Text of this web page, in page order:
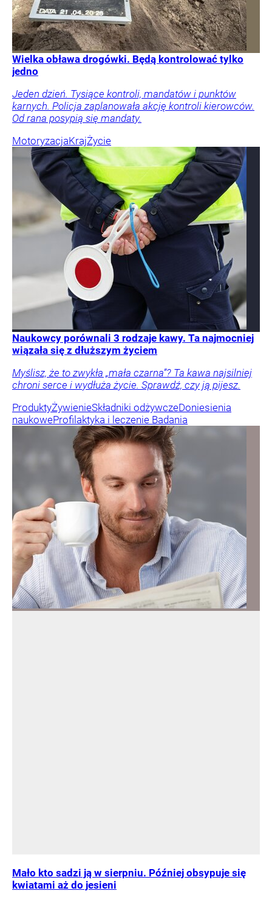
Wielka obława drogówki. Będą kontrolować tylko
jedno
Jeden dzień. Tysiące kontroli, mandatów i punktów
karnych. Policja zaplanowała akcję kontroli kierowców.
Od rana posypią się mandaty.
MotoryzacjaKrajŻycie
Naukowcy porównali 3 rodzaje kawy. Ta najmocniej
wiązała się z dłuższym życiem
Myślisz, że to zwykła „mała czarna”? Ta kawa najsilniej
chroni serce i wydłuża życie. Sprawdź, czy ją pijesz.
ProduktyŻywienieSkładniki odżywczeDoniesienia
naukoweProfilaktyka i leczenie Badania
Mało kto sadzi ją w sierpniu. Później obsypuje się
kwiatami aż do jesieni